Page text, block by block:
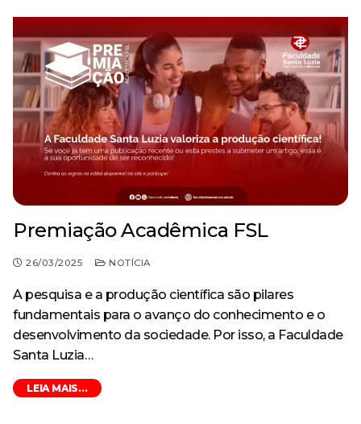
Premiação Acadêmica FSL
26/03/2025 NOTÍCIA
A pesquisa e a produção científica são pilares
fundamentais para o avanço do conhecimento e o
desenvolvimento da sociedade. Por isso, a Faculdade
Santa Luzia…
LEIA MAIS...